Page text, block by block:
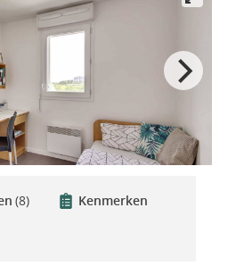
(8)
Kenmerken